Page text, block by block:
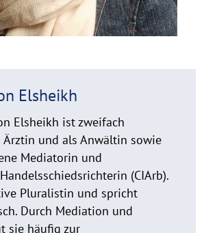
Elsheikh
Elsheikh ist zweifach
und als Anwältin sowie
Mediatorin und
(CIArb).
Pluralistin und spricht
Durch Mediation und
sie häufig zur